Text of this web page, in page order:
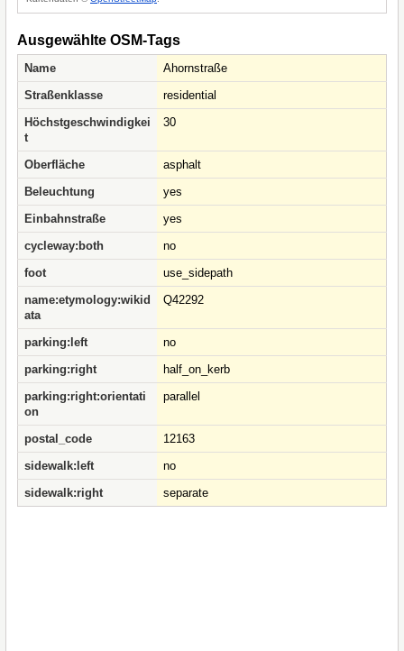
Ausgewählte OSM-Tags
Name
Ahornstraße
Straßenklasse
residential
Höchstgeschwindigkei
t
30
Oberfläche
asphalt
Beleuchtung
yes
Einbahnstraße
yes
cycleway:both
no
foot
use_sidepath
name:etymology:wikid
ata
Q42292
parking:left
no
parking:right
half_on_kerb
parking:right:orientati
on
parallel
postal_code
12163
sidewalk:left
no
sidewalk:right
separate